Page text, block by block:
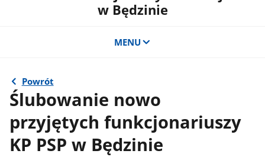
w Będzinie
MENU
Powrót
Ślubowanie nowo
przyjętych funkcjonariuszy
KP PSP w Będzinie